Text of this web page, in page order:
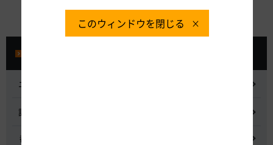
ニュースリリース
記者会見
都市間高速道路料金割引検討会
このウィンドウを閉じる